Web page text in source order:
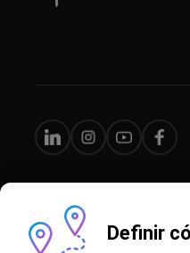
Definir